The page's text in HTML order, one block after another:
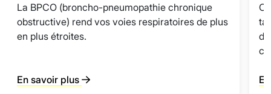
La BPCO (broncho-pneumopathie chronique
obstructive) rend vos voies respiratoires de plus
en plus étroites.
En savoir plus